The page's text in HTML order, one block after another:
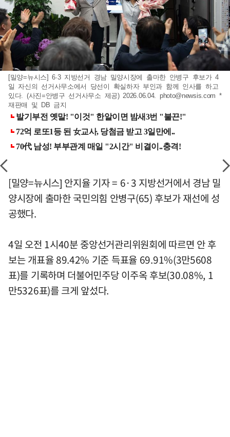
[밀양=뉴시스] 6·3 지방선거 경남 밀양시장에 출마한 안병구 후보가 4
일 자신의 선거사무소에서 당선이 확실하자 부인과 함께 인사를 하고
있다. (사진=안병구 선거사무소 제공) 2026.06.04. photo@newsis.com *
재판매 및 DB 금지
[밀양=뉴시스] 안지율 기자 = 6·3 지방선거에서 경남 밀
양시장에 출마한 국민의힘 안병구(65) 후보가 재선에 성
공했다.
4일 오전 1시40분 중앙선거관리위원회에 따르면 안 후
보는 개표율 89.42% 기준 득표율 69.91%(3만5608
표)를 기록하며 더불어민주당 이주옥 후보(30.08%, 1
만5326표)를 크게 앞섰다.